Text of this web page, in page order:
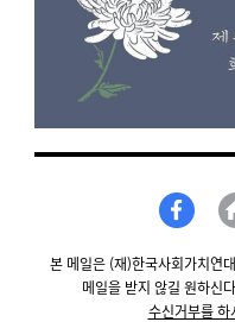
본 메일은 (재)한국사회가치연
메일을 받지 않길 원하신
수신거부를 하